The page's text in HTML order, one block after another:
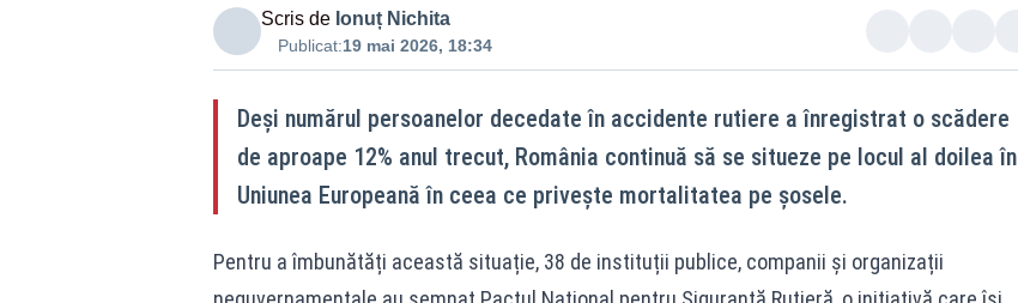
Scris de Ionuț Nichita
Publicat:19 mai 2026, 18:34
Deși numărul persoanelor decedate în accidente rutiere a înregistrat o scădere
de aproape 12% anul trecut, România continuă să se situeze pe locul al doilea în
Uniunea Europeană în ceea ce privește mortalitatea pe șosele.
Pentru a îmbunătăți această situație, 38 de instituții publice, companii și organizații